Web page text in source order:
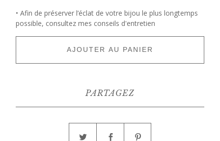
• Afin de préserver l’éclat de votre bijou le plus longtemps
possible, consultez mes conseils d'entretien
AJOUTER AU PANIER
PARTAGEZ